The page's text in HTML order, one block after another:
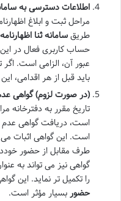
اطلاعات دسترسی به
مراحل ثبت و ابلاغ
طریقسامانه ثنا
حساب کاربری فعال در
عبور آن، الزامی است. اگر
باید قبل از هر اقدامی،
(در صورت لزوم) گواهی
تاریخ مقرر به دفترخانه
است، دریافت گواهی عدم
است. این گواهی اثبات
طرف مقابل از حضور
گواهی نیز می تواند به
را تکمیل تر نماید. این
حضور بسیار مؤثر است.